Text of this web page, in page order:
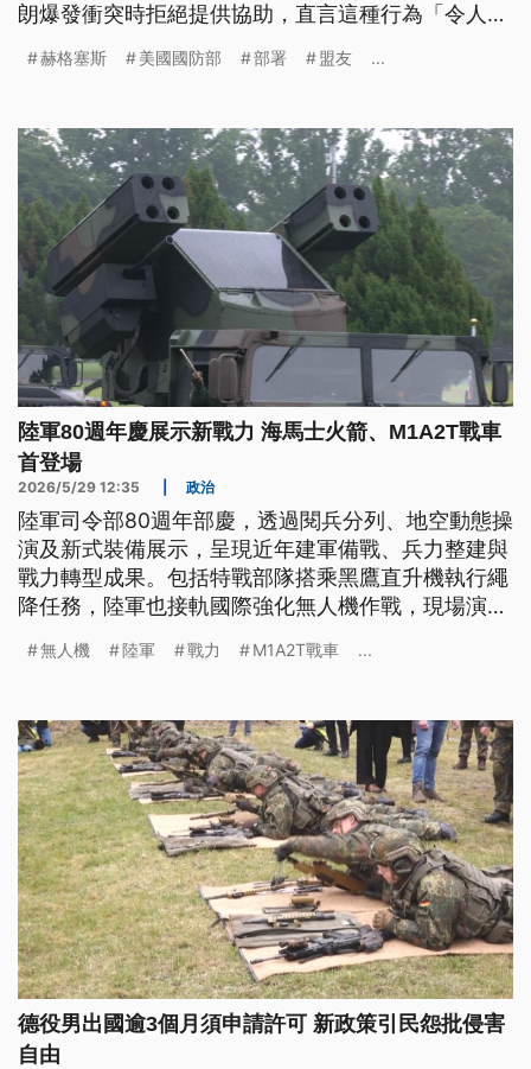
朗爆發衝突時拒絕提供協助，直言這種行為「令人羞
檢視並評估美軍在歐洲的部署規模，積極推動「北約
（Mark Rutte）緩頰，表示完全認同聯盟需要進行現
代化重啟。
赫格塞斯 美國國防部 部署 盟友 ...
陸軍80週年慶展示新戰力 海馬士火箭、M1A2T戰車
首登場
2026/5/29 12:35 政治
陸軍司令部80週年部慶，透過閱兵分列、地空動態操
演及新式裝備展示，呈現近年建軍備戰、兵力整建與
戰力轉型成果。包括特戰部隊搭乘黑鷹直升機執行繩
降任務，陸軍也接軌國際強化無人機作戰，現場演練
型成果，新式武器裝備全數到齊，包括海馬士多管火
無人機 陸軍 戰力 M1A2T戰車 ...
德役男出國逾3個月須申請許可 新政策引民怨批侵害
自由